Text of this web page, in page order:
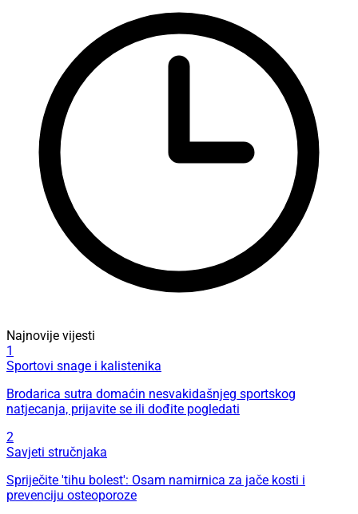
Najnovije vijesti
1
Sportovi snage i kalistenika
Brodarica sutra domaćin nesvakidašnjeg sportskog
natjecanja, prijavite se ili dođite pogledati
2
Savjeti stručnjaka
Spriječite 'tihu bolest': Osam namirnica za jače kosti i
prevenciju osteoporoze